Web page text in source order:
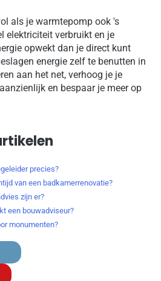
als je warmtepomp ook 's
elektriciteit verbruikt en je
opwekt dan je direct kunt
energie zelf te benutten in
aan het net, verhoog je je
en bespaar je meer op
precies?
van een badkamerrenovatie?
zijn er?
een bouwadviseur?
monumenten?